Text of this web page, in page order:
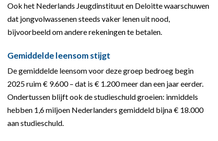
Ook het Nederlands Jeugdinstituut en Deloitte waarschuwen
dat jongvolwassenen steeds vaker lenen uit nood,
bijvoorbeeld om andere rekeningen te betalen.
Gemiddelde leensom stijgt
De gemiddelde leensom voor deze groep bedroeg begin
2025 ruim € 9.600 – dat is € 1.200 meer dan een jaar eerder.
Ondertussen blijft ook de studieschuld groeien: inmiddels
hebben 1,6 miljoen Nederlanders gemiddeld bijna € 18.000
aan studieschuld.